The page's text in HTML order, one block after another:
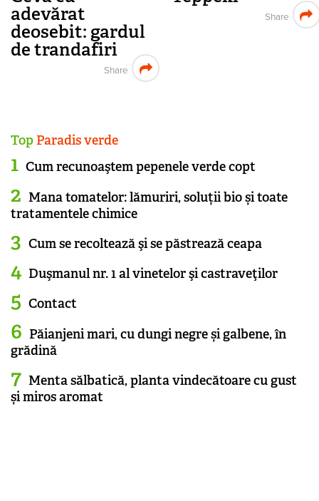
adevărat
deosebit: gardul
de trandafiri
Share
Share
Top Paradis verde
Cum recunoaştem pepenele verde copt
Mana tomatelor: lămuriri, soluții bio și toate
tratamentele chimice
Cum se recoltează şi se păstrează ceapa
Duşmanul nr. 1 al vinetelor şi castraveţilor
Contact
Păianjeni mari, cu dungi negre și galbene, în
grădină
Menta sălbatică, planta vindecătoare cu gust
și miros aromat